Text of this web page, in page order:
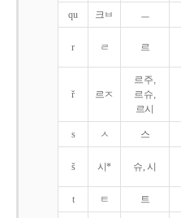
qu 크ㅂ ㅡ
r ㄹ 르
ř 르ㅈ
르주,
르슈,
르시
s ㅅ 스
š 시* 슈, 시
t ㅌ 트